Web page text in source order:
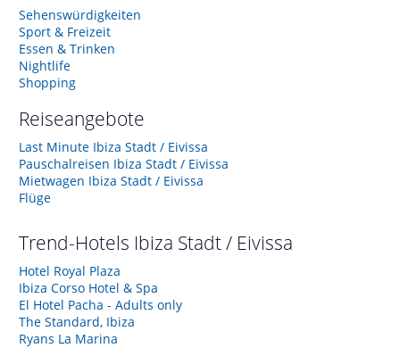
Sehenswürdigkeiten
Sport & Freizeit
Essen & Trinken
Nightlife
Shopping
Reiseangebote
Last Minute Ibiza Stadt / Eivissa
Pauschalreisen Ibiza Stadt / Eivissa
Mietwagen Ibiza Stadt / Eivissa
Flüge
Trend-Hotels Ibiza Stadt / Eivissa
Hotel Royal Plaza
Ibiza Corso Hotel & Spa
El Hotel Pacha - Adults only
The Standard, Ibiza
Ryans La Marina